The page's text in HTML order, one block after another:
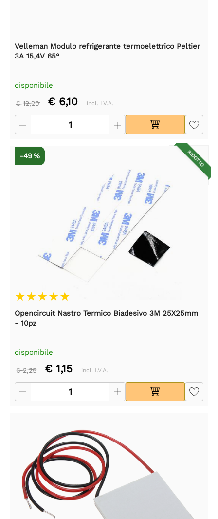
Velleman Modulo refrigerante termoelettrico Peltier
3A 15,4V 65°
disponibile
€ 12,20 € 6,10 incl. I.V.A.
RIDOTTO
-49 %
Opencircuit Nastro Termico Biadesivo 3M 25X25mm
- 10pz
disponibile
€ 2,25 € 1,15 incl. I.V.A.